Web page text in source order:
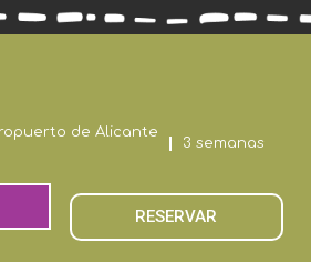
de Alicante
3 semanas
RESERVAR